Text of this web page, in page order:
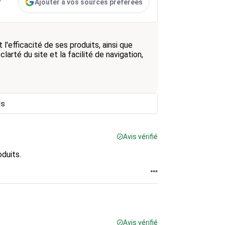
Ajouter à vos sources préférées
de ses produits, ainsi que
du site et la facilité de navigation,
Avis vérifié
Avis vérifié